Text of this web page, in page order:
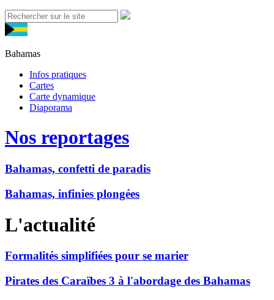
Bahamas
Infos pratiques
Cartes
Carte dynamique
Diaporama
Nos reportages
Bahamas, confetti de paradis
Bahamas, infinies plongées
L'actualité
Formalités simplifiées pour se marier
Pirates des Caraïbes 3 à l'abordage des Bahamas